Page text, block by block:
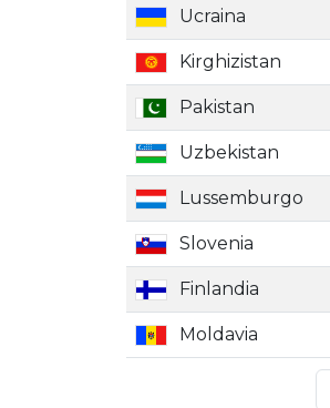
Ucraina
Kirghizistan
Pakistan
Uzbekistan
Lussemburgo
Slovenia
Finlandia
Moldavia